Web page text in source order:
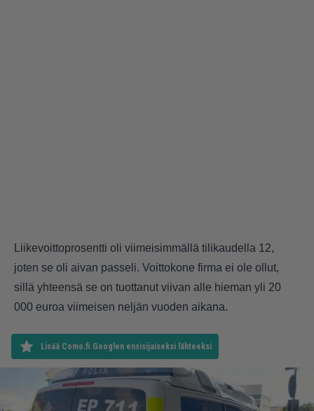
Liikevoittoprosentti oli viimeisimmällä tilikaudella 12,
joten se oli aivan passeli. Voittokone firma ei ole ollut,
sillä yhteensä se on tuottanut viivan alle hieman yli 20
000 euroa viimeisen neljän vuoden aikana.
Lisää Como.fi Googlen ensisijaiseksi lähteeksi